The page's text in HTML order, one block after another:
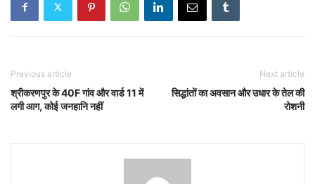
Previous article
श्रीकरणपुर के 40F गांव और वार्ड 11 में
लगी आग, कोई जनहानि नहीं
Next article
सिद्धांतों का अवसान और उधार के तेल की
रोशनी